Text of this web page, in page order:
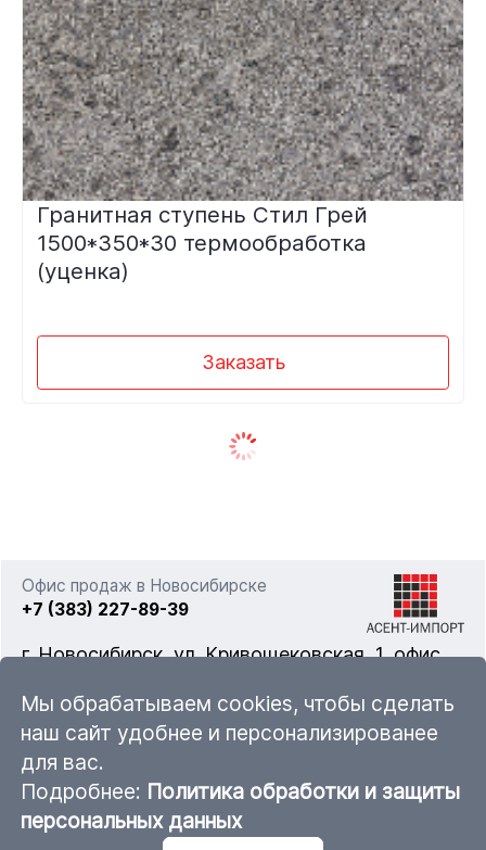
Гранитная ступень Стил Грей
1500*350*30 термообработка
(уценка)
Заказать
Офис продаж в Новосибирске
+7 (383) 227-89-39
г. Новосибирск, ул. Кривощековская, 1, офис
nsk@ascent-import.ru
Карта каталога продукции
Мы обрабатываем cookies, чтобы сделать
наш сайт удобнее и персонализированее
для вас.
Подробнее: Политика обработки и защиты
персональных данных